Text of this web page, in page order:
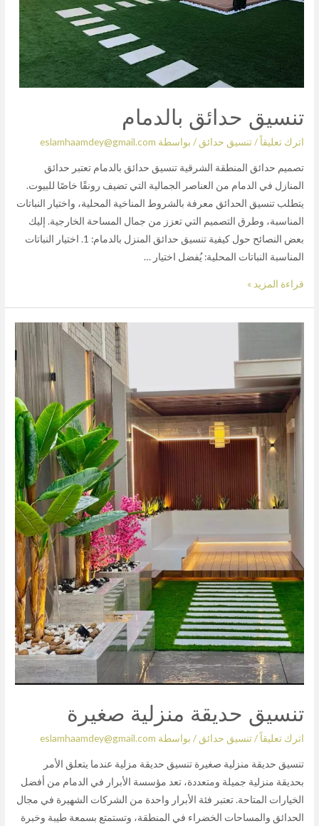
تنسيق حدائق بالدمام
اترك تعليقاً/تنسيق حدائق / بواسطة eslamhaamdey@gmail.com
تصميم حدائق المنطقة الشرقية تنسيق حدائق بالدمام تعتبر حدائق
المنازل في الدمام من العناصر الجمالية التي تضيف رونقًا خاصًا للبيوت.
يتطلب تنسيق الحدائق معرفة بالشروط المناخية المحلية، واختيار النباتات
المناسبة، وطرق التصميم التي تعزز من جمال المساحة الخارجية. إليك
بعض النصائح حول كيفية تنسيق حدائق المنزل بالدمام: 1. اختيار النباتات
المناسبة النباتات المحلية: يُفضل اختيار …
قراءة المزيد »
تنسيق حديقة منزلية صغيرة
اترك تعليقاً/تنسيق حدائق / بواسطة eslamhaamdey@gmail.com
تنسيق حديقة منزلية صغيرة تنسيق حديقة مزلية عندما يتعلق الأمر
بحديقة منزلية جميلة ومتعددة، تعد مؤسسة الأبرار في الدمام من أفضل
الخيارات المتاحة. تعتبر فئة الأبرار واحدة من الشركات الشهيرة في مجال
الحدائق والمساحات الخضراء في المنطقة، وتستمتع بسمعة طيبة وخبرة